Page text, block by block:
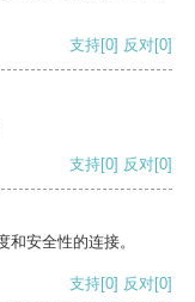
支持[0] 反对[0]
支持[0] 反对[0]
安全性的连接。
支持[0] 反对[0]